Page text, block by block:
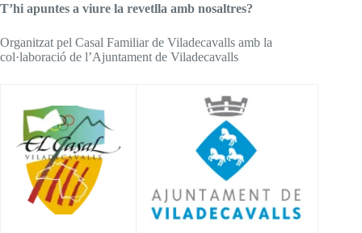
T’hi apuntes a viure la revetlla amb nosaltres?
Organitzat pel Casal Familiar de Viladecavalls amb la
col·laboració de l’Ajuntament de Viladecavalls